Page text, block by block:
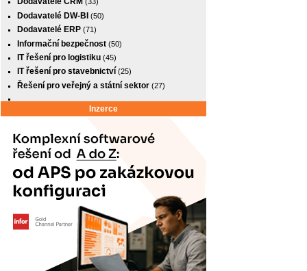
(33)
Dodavatelé DW-BI (50)
Dodavatelé ERP (71)
Informační bezpečnost (50)
IT řešení pro logistiku (45)
IT řešení pro stavebnictví (25)
Řešení pro veřejný a státní sektor (27)
Inzerce